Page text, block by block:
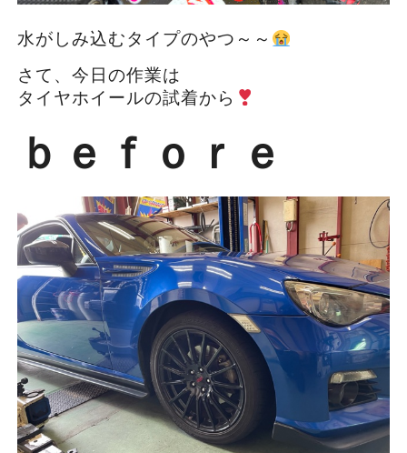
水がしみ込むタイプのやつ～～
さて、今日の作業は
タイヤホイールの試着から
ｂｅｆｏｒｅ